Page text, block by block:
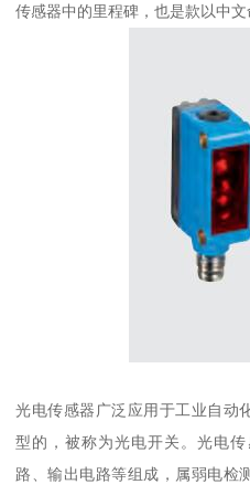
传感器中的里程碑，也是款以中文
光电传感器广泛应用于工业自动
型的，被称为光电开关。光电
路、输出电路等组成，属弱电检